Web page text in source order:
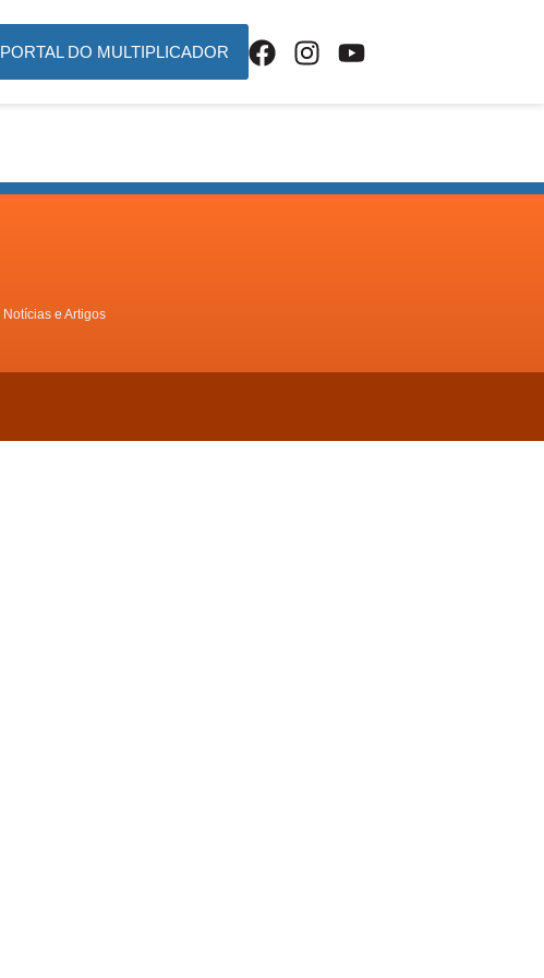
PORTAL DO MULTIPLICADOR
Notícias e Artigos